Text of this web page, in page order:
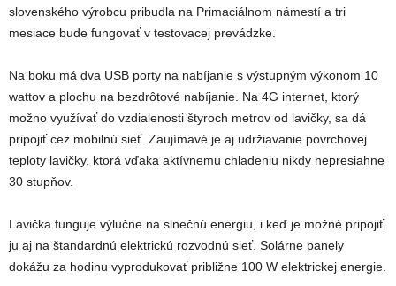
slovenského výrobcu pribudla na Primaciálnom námestí a tri
mesiace bude fungovať v testovacej prevádzke.
Na boku má dva USB porty na nabíjanie s výstupným výkonom 10
wattov a plochu na bezdrôtové nabíjanie. Na 4G internet, ktorý
možno využívať do vzdialenosti štyroch metrov od lavičky, sa dá
pripojiť cez mobilnú sieť. Zaujímavé je aj udržiavanie povrchovej
teploty lavičky, ktorá vďaka aktívnemu chladeniu nikdy nepresiahne
30 stupňov.
Lavička funguje výlučne na slnečnú energiu, i keď je možné pripojiť
ju aj na štandardnú elektrickú rozvodnú sieť. Solárne panely
dokážu za hodinu vyprodukovať približne 100 W elektrickej energie.